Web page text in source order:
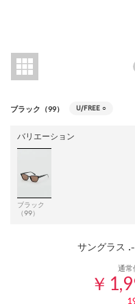
ブラック（99） U/FREE ○
バリエーション
ブラック
（99）
サングラス
通常
￥